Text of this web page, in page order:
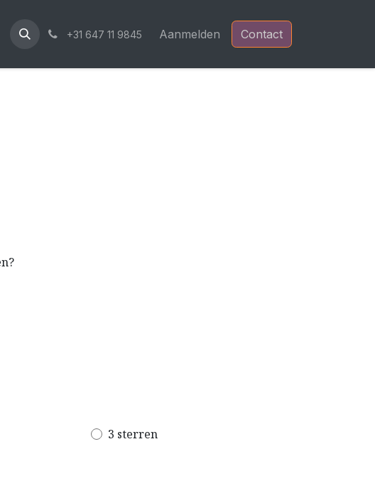
Afspraak Blog
+31 647 11 9845 Aanmelden Contact
3 sterren